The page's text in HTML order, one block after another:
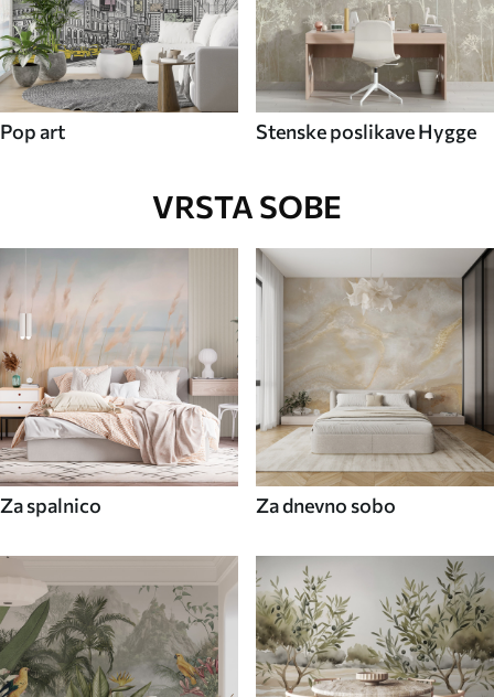
Pop art Stenske poslikave Hygge
VRSTA SOBE
Za spalnico Za dnevno sobo